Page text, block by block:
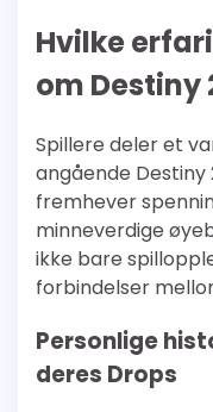
Hvilke
om Destiny
Spillere deler et
angående Destiny
fremhever
minneverdige
ikke bare
forbindelser
Personlige
deres Drops